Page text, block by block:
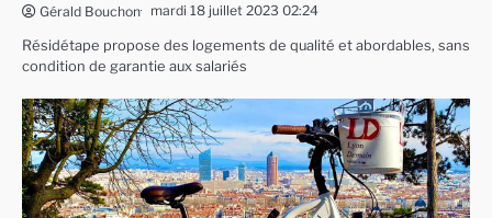
Gérald Bouchon mardi 18 juillet 2023 02:24
Résidétape propose des logements de qualité et abordables, sans
condition de garantie aux salariés